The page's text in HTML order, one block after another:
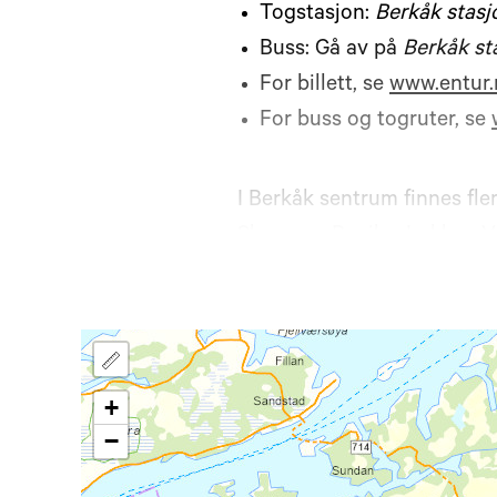
Togstasjon: Berkåk
Buss: Gå av på Berkåk
For billett, se
For buss og togruter, se
I Berkåk sentrum finnes
Skaun og Buvika. Løkken
overnattingsstedene har
Dag 1: (9,8
+
−